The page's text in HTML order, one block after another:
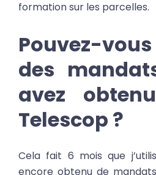
formation sur les parcelles.
Pouvez-
des
avez
Telescop ?
Cela fait 6 mois que
encore obtenu de